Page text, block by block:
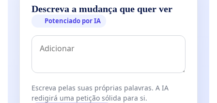
Descreva a mudança que quer ver
Potenciado por IA
Escreva pelas suas próprias palavras. A IA
redigirá uma petição sólida para si.